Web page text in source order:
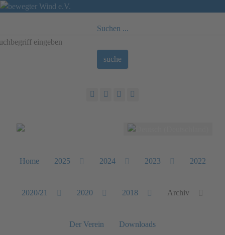
Suchen ...
suche
Sprache auswählen
Home 2025 2024 2023 2022
2020/21 2020 2018 Archiv
Der Verein Downloads